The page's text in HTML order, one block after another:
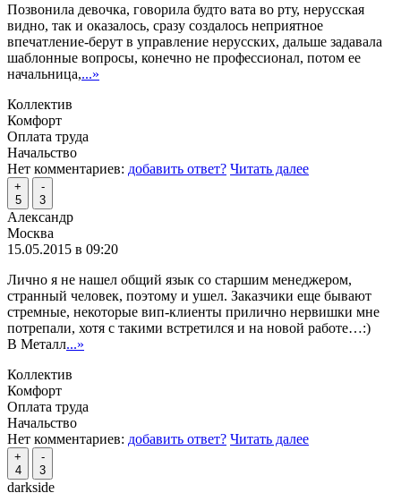
Позвонила девочка, говорила будто вата во рту, нерусская
видно, так и оказалось, сразу создалось неприятное
впечатление-берут в управление нерусских, дальше задавала
шаблонные вопросы, конечно не профессионал, потом ее
начальница,...»
Коллектив
Комфорт
Оплата труда
Начальство
Нет комментариев: добавить ответ? Читать далее
+
5
-
3
Александр
Москва
15.05.2015 в 09:20
Лично я не нашел общий язык со старшим менеджером,
странный человек, поэтому и ушел. Заказчики еще бывают
стремные, некоторые вип-клиенты прилично нервишки мне
потрепали, хотя с такими встретился и на новой работе…:)
В Металл...»
Коллектив
Комфорт
Оплата труда
Начальство
Нет комментариев: добавить ответ? Читать далее
+
4
-
3
darkside